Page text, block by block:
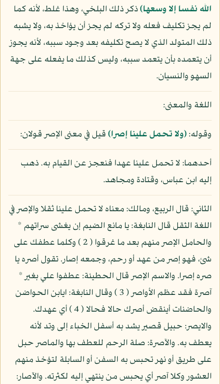
الله نفسا إلا وسعها)ذكر ذلك البلخي، وهذا غلط، لأنه كما
لم يجز تكليف فعله ولا تركه لم يجز أن يؤاخذ به، ولا يشبه
ذلك المتولد الذي لا يصح تكليفه بعد وجود سببه، لأنه يجوز
أن يتعمده بأن يتعمد سببه، وليس كذلك ما يفعله على جهة
السهو والنسيان.
اللغة والمعنى:
وقوله:(ولا تحمل علينا إصرا)قيل في معنى الإصر قولان:
أحدهما: لا تحمل علينا عهدا فنعجز عن القيام به. ذهب
إليه ابن عباس، وقتادة ومجاهد.
الثاني: قال الربيع، ومالك: معناه لا تحمل علينا ثقلا والإصر في
اللغة الثقل قال النابغة: يا مانع الضيم إن يغشى سراتهم *
والحامل الإصر منهم بعد ما غرقوا ( 2 ) وكلما عطفك على
شئ، فهو إصر من عهد أو رحم، وجمعه إصار. تقول أصره يا
صره إصرا. والاسم الإصر قال الحطيئة: عطفوا علي بغير *
آصرة فقد عظم الأواصر ( 3 ) وقال النابغة: ايابن الحواضن
والحاضنات أينقض أصرك حالا فحالا ( 4 ) أي عهدك.
والايصر: حبيل قصير يشد به أسفل الخباء إلى وتد لأنه
يعطف به. والآصرة: صلة الرحم للعطف بها والماصر حبل
على طريق أو نهر تحبس به السفن أو السابلة لتؤخذ منهم
العشور وكلا آصر أي يحبس من ينتهي إليه لكثرته. والآصار: